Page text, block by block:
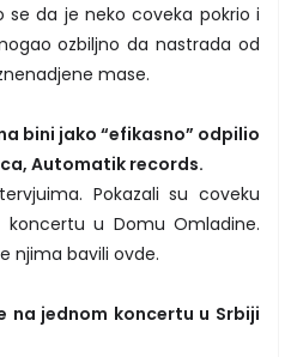
se da je neko coveka pokrio i
ozbiljno da nastrada od
mase.
bini jako “efikasno” odpilio
Automatik records.
Pokazali su coveku
u Domu Omladine.
njima bavili ovde.
na jednom koncertu u Srbiji